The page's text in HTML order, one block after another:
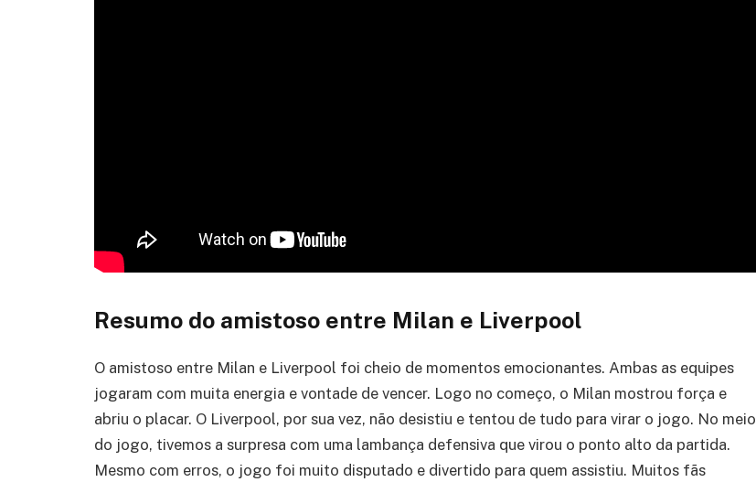
Resumo do amistoso entre Milan e Liverpool
O amistoso entre Milan e Liverpool foi cheio de momentos emocionantes. Ambas as equipes
jogaram com muita energia e vontade de vencer. Logo no começo, o Milan mostrou força e
abriu o placar. O Liverpool, por sua vez, não desistiu e tentou de tudo para virar o jogo. No meio
do jogo, tivemos a surpresa com uma lambança defensiva que virou o ponto alto da partida.
Mesmo com erros, o jogo foi muito disputado e divertido para quem assistiu. Muitos fãs